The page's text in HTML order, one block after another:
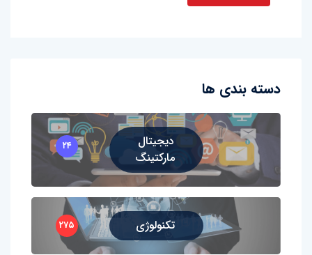
دسته بندی ها
دیجیتال
مارکتینگ
۲۴
تکنولوژی ۲۷۵